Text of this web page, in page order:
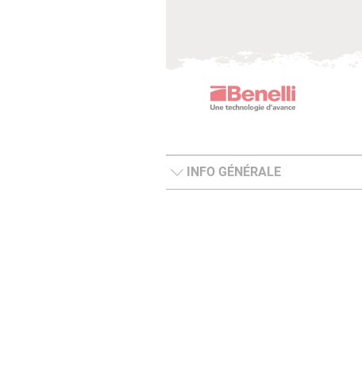
INFO GÉNÉRALE